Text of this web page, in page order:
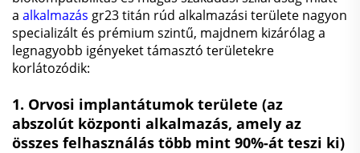
a alkalmazás gr23 titán rúd alkalmazási területe nagyon
specializált és prémium szintű, majdnem kizárólag a
legnagyobb igényeket támasztó területekre
korlátozódik:
1. Orvosi implantátumok területe (az
abszolút központi alkalmazás, amely az
összes felhasználás több mint 90%-át teszi ki)